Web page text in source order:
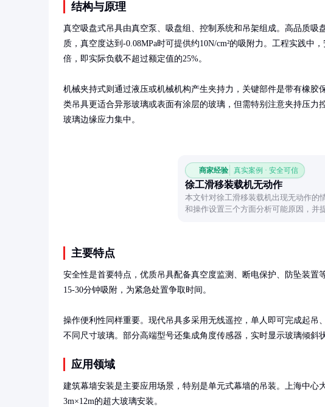
结构与原理
真空吸盘式吊具由真空泵、吸盘组、控制系统和吊架组成。高品质吸
质，真空度达到-0.08MPa时可提供约10N/cm²的吸附力。工程实践中
倍，即实际负载不超过额定值的25%。
机械夹持式则通过液压或机械机构产生夹持力，关键部件是带有橡胶
类吊具更适合异形玻璃或表面有涂层的玻璃，但需特别注意夹持压力
玻璃边缘应力集中。
商家经验 真实案例 · 安全可信
徐工滑移装载机无动作
本文针对徐工滑移装载机出现无动作的
和操作设置三个方面分析可能原因，并
主要特点
安全性是首要特点，优质吊具配备真空度监测、断电保护、防坠装
15-30分钟吸附，为紧急处置争取时间。
操作便利性同样重要。现代吊具多采用无线遥控，单人即可完成起
不同尺寸玻璃。部分高端型号还集成角度传感器，实时显示玻璃倾斜状
应用领域
建筑幕墙安装是主要应用场景，特别是单元式幕墙的吊装。上海中
3m×12m的超大玻璃安装。